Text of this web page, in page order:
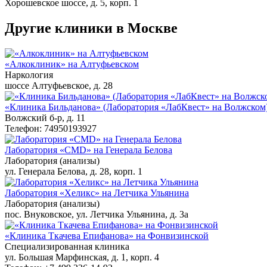
Хорошевское шоссе, д. 5, корп. 1
Другие клиники в Москве
«Алкоклиник» на Алтуфьевском
Наркология
шоссе Алтуфьевское, д. 28
«Клиника Бильданова» (Лаборатория «ЛабКвест» на
Волжский б-р, д. 11
Телефон: 74950193927
Лаборатория «CMD» на Генерала Белова
Лаборатория (анализы)
ул. Генерала Белова, д. 28, корп. 1
Лаборатория «Хеликс» на Летчика Ульянина
Лаборатория (анализы)
пос. Внуковское, ул. Летчика Ульянина, д. 3а
«Клиника Ткачева Епифанова» на Фонвизинской
Специализированная клиника
ул. Большая Марфинская, д. 1, корп. 4